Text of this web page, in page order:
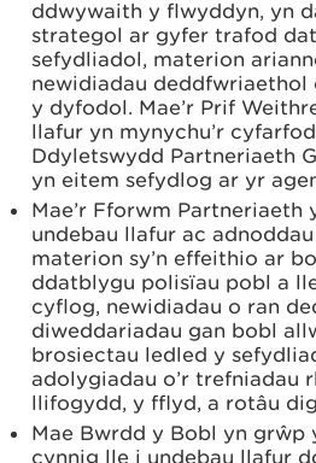
ddwywaith y flwyddyn, yn
strategol ar gyfer trafod
sefydliadol, materion
newidiadau
y dyfodol. Mae’r Prif
llafur yn mynychu’r
Ddyletswydd Partneriaeth
yn eitem sefydlog ar yr
Mae’r Fforwm Partneriaeth
undebau llafur ac
materion sy’n effeithio ar
ddatblygu polisïau pobl a
cyflog, newidiadau o ran
diweddariadau gan bobl
brosiectau ledled y
adolygiadau o’r trefniadau
llifogydd, y fflyd, a rotâu
Mae Bwrdd y Bobl yn grŵp
cynnig lle i undebau llafur